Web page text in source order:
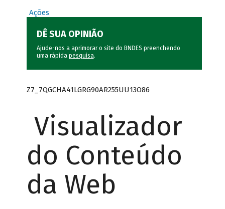
Ações
DÊ SUA OPINIÃO
Ajude-nos a aprimorar o site do BNDES preenchendo
uma rápida pesquisa.
Z7_7QGCHA41LGRG90AR255UU13O86
Visualizador
do Conteúdo
da Web